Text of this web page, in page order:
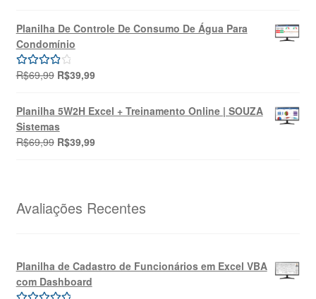
original
era:
R$49,90.
atual
é:
Planilha De Controle De Consumo De Água Para
Condomínio
Avaliação
R$69,99 O
original
era:
R$69,99.
R$39,99O
atual
é:
R$39,99.
Planilha 5W2H Excel + Treinamento Online | SOUZA
Sistemas
R$69,99 O
R$69,99.
R$39,99O
R$39,99.
Avaliações Recentes
Planilha de Cadastro de Funcionários em Excel VBA
com Dashboard